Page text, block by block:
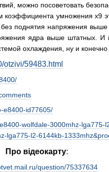
можно посоветовать
умножения х9
поднятия напряжения
ядра выше штатных. И
охлаждения, ну и конечно
otzivi/59483.html
e8400-id77605/
wolfdale-3000mhz-
lga775-l2-6144kb-
Про відеокарту:
question/75337634